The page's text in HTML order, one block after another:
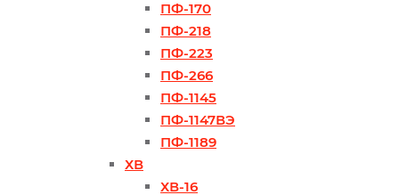
ПФ-170
ПФ-218
ПФ-223
ПФ-266
ПФ-1145
ПФ-1147ВЭ
ПФ-1189
ХВ
ХВ-16